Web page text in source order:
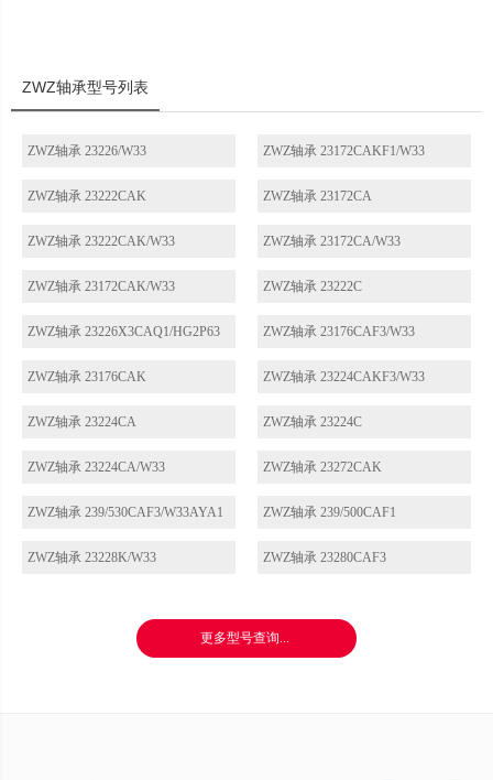
ZWZ轴承型号列表
ZWZ轴承 23226/W33 ZWZ轴承 23172CAKF1/W33
ZWZ轴承 23222CAK ZWZ轴承 23172CA
ZWZ轴承 23222CAK/W33 ZWZ轴承 23172CA/W33
ZWZ轴承 23172CAK/W33 ZWZ轴承 23222C
ZWZ轴承 23226X3CAQ1/HG2P63 ZWZ轴承 23176CAF3/W33
ZWZ轴承 23176CAK ZWZ轴承 23224CAKF3/W33
ZWZ轴承 23224CA ZWZ轴承 23224C
ZWZ轴承 23224CA/W33 ZWZ轴承 23272CAK
ZWZ轴承 239/530CAF3/W33AYA1 ZWZ轴承 239/500CAF1
ZWZ轴承 23228K/W33 ZWZ轴承 23280CAF3
更多型号查询...